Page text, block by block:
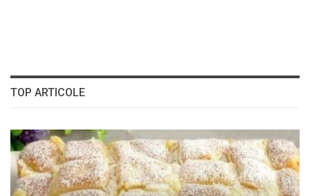
TOP ARTICOLE